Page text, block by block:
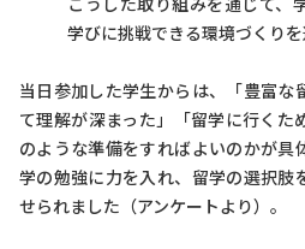
学びに挑戦できる環境づくりを
当日参加した学生からは、「豊富な
て理解が深まった」「留学に行くた
のような準備をすればよいのかが具
学の勉強に力を入れ、留学の選択肢
せられました（アンケートより）。